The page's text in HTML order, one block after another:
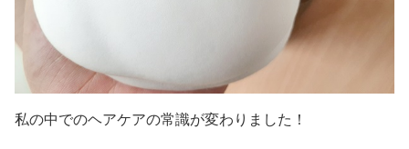
私の中でのヘアケアの常識が変わりました！